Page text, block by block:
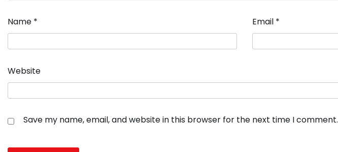
Name * Email *
Website
Save my name, email, and website in this browser for the next time I comment.